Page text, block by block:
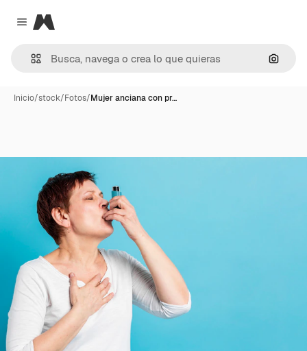
Close menu
Magnific
Inicio/stock/Fotos/Mujer anciana con pr…